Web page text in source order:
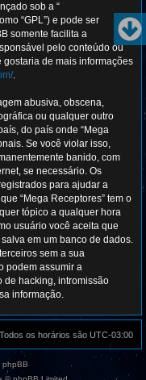
sob a “
“GPL”) e pode ser
somente facilita a
pelo conteúdo ou
de mais informações
.
abusiva, obscena,
ou qualquer outro
do país onde “Mega
Se você violar isso,
banido, com
se necessário. Os
para ajudar a
“Mega Receptores” tem o
tópico a qualquer hora
usuário você aceita que
em um banco de dados.
sem a sua
podem assumir a
de hacking, intromissão
informação.
Todos os horários são UTC-03:00